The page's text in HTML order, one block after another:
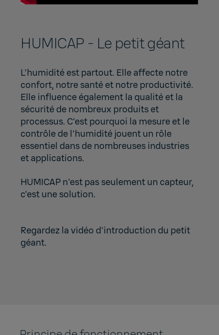
HUMICAP - Le petit géant
L'humidité est partout. Elle affecte notre
confort, notre santé et notre productivité.
Elle influence également la qualité et la
sécurité de nombreux produits et
processus. C'est pourquoi la mesure et le
contrôle de l'humidité jouent un rôle
essentiel dans de nombreuses industries
et applications.
HUMICAP n'est pas seulement un capteur,
c'est une solution.
Regardez la vidéo d'introduction du petit
géant.